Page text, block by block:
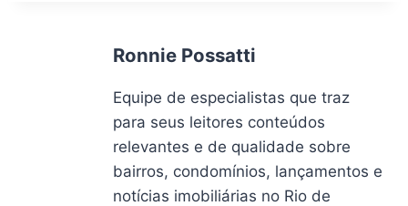
Ronnie Possatti
Equipe de especialistas que traz
para seus leitores conteúdos
relevantes e de qualidade sobre
bairros, condomínios, lançamentos e
notícias imobiliárias no Rio de